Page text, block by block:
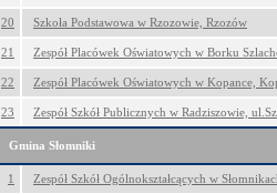
20 Szkoła Podstawowa w Rzozowie, Rzozów
21 Zespół Placówek Oświatowych w Borku
22 Zespół Placówek Oświatowych w Kopance,
23 Zespół Szkół Publicznych w Radziszowie,
Gmina Słomniki
1 Zespół Szkół Ogólnokształcących w